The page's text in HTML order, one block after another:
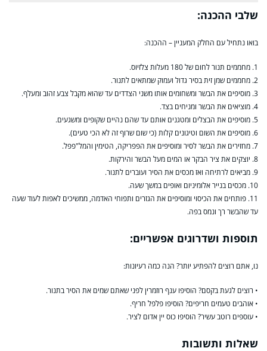
שלבי ההכנה:
בואו נתחיל עם החלק המעניין – ההכנה:
1. מחממים תנור לחום של 180 מעלות צלזיוס.
2. מחממים שמן זית בסיר גדול ועמוק שמתאים לתנור.
3. מוסיפים את הבשר ומשחומים אותו משני הצדדים עד שהוא מקבל צבע זהוב ומעלף.
4. מוציאים את הבשר ומניחים בצד.
5. מוסיפים את הבצלים ומטגנים אותם עד שהם נהיים שקופים ומשגעים.
6. מוסיפים את השום וטיגונים קלות (כי שום שרוף זה לא הכי טעים).
7. מחזירים את הבשר לסיר ומוסיפים את הפפריקה, הטימין והמל"פפל.
8. יוצקים את ציר הבקר או המים מעל הבשר והירקות.
9. מביאים לרתיחה ואז מכסים את הסיר ועוברים לתנור.
10. מכסים בנייר אלומיניום ואופים במשך שעה.
11. פותחים את הכיסוי ומוסיפים את הגזרים ותפוחי האדמה, ממשיכים לאפות לעוד שעה
עד שהבשר רך ונמס בפה.
תוספות ושדרוגים אפשריים:
נו, אתם רוצים להפתיע יותר? הנה כמה רעיונות:
• רוצים לגעת בקסם? הוסיפו ענף רוזמרין לפני שאתם שמים את הסיר בתנור.
• אוהבים טעמים חריפים? הוסיפו פלפל חריף.
• עוספים רוטב עשיר? הוסיפו כוס יין אדום לציר.
שאלות ותשובות